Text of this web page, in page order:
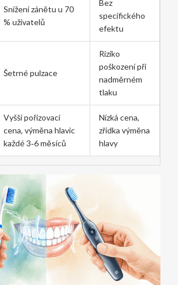
Snížení zánětu u 70
% uživatelů
Bez
specifického
efektu
Šetrné pulzace
Riziko
poškození při
nadměrném
tlaku
Vyšší pořizovací
cena, výměna hlavic
každé 3‑6 měsíců
Nízká cena,
zřídka výměna
hlavy